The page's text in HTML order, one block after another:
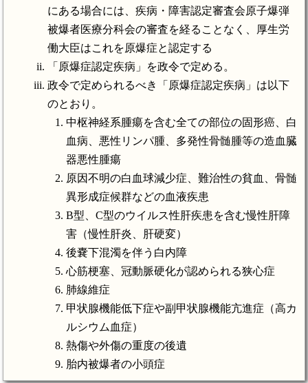
にある場合には、疾病・障害認定審査会原子爆弾
被爆者医療分科会の審査を経ることなく、厚生労
働大臣はこれを原爆症と認定する
「原爆症認定疾病」を政令で定める。
政令で定められるべき「原爆症認定疾病」は以下
のとおり。
中枢神経系腫瘍を含む全ての部位の固形癌、白
血病、悪性リンパ腫、多発性骨髄腫等の造血臓
器悪性腫瘍
原因不明の白血球減少症、難治性の貧血、骨髄
異形成症候群などの血液疾患
B型、C型のウイルス性肝疾患を含む慢性肝障
害（慢性肝炎、肝硬変）
後嚢下混濁を伴う白内障
心筋梗塞、冠動脈硬化が認められる狭心症
肺線維症
甲状腺機能低下症や副甲状腺機能亢進症（高カ
ルシウム血症）
熱傷や外傷の重度の後遺
胎内被爆者の小頭症